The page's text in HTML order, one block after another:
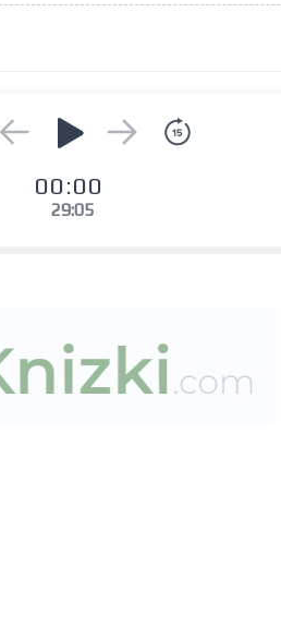
00:00
29:05